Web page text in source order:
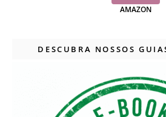
AMAZON
DESCUBRA NOSSOS